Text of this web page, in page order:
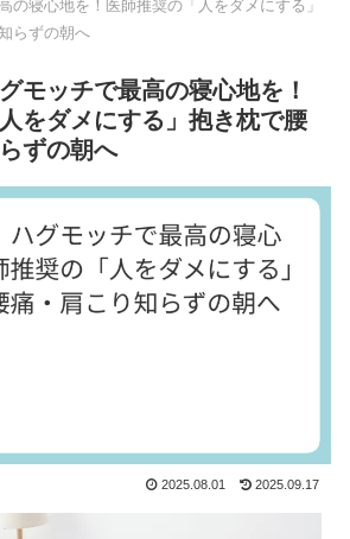
の寝心地を！医師推奨の「人をダメにする」
らずの朝へ
モッチで最高の寝心地を！
をダメにする」抱き枕で腰
ずの朝へ
2025.08.01 2025.09.17